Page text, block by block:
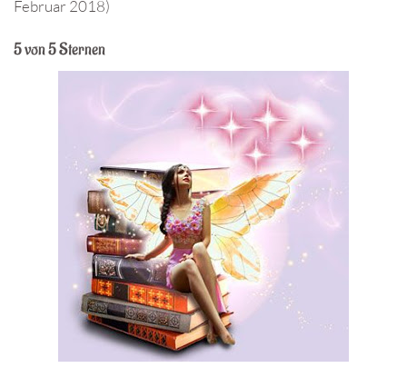
Februar 2018)
5 von 5 Sternen